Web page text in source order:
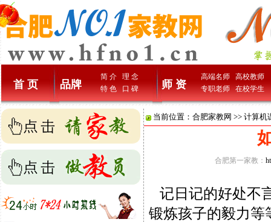
首 页 品牌
简 介
理 念
特 色
口 碑 师 资
高端名师
高校教师
专职老师
在校学生
当前位置： 合肥家教网 >> 计算机
合肥第一家教：
记日记的好处不
锻炼孩子的毅力等